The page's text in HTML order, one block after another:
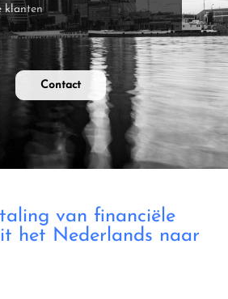
klanten
Contact
van financiële
het Nederlands naar